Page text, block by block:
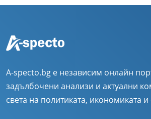
A-specto.bg е независим онлайн
задълбочени анализи и актуални
света на политиката, икономиката